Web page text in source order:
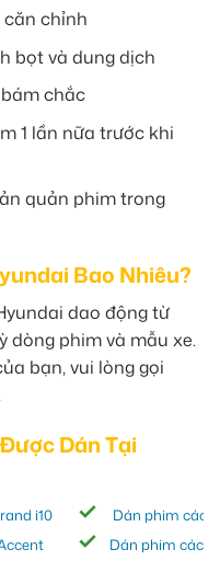
căn chỉnh
bọt và dung dịch
chắc
1 lần nữa trước khi
quản phim trong
Bao Nhiêu?
dao động từ
dòng phim và mẫu xe.
bạn, vui lòng gọi
Dán Tại
i10
Dán phim
Dán phim cách